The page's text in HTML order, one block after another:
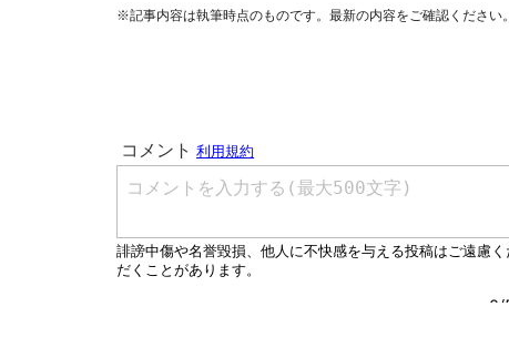
※記事内容は執筆時点のものです。最新の内容をご確認ください。